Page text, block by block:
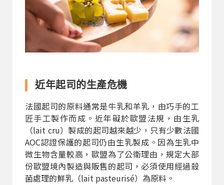
近年起司的生產危機
法國起司的原料通常是牛乳和羊乳，由巧手的工
匠手工製作而成。近年礙於歐盟法規，由生乳
（lait cru）製成的起司越來越少，只有少數法國
AOC認證保護的起司仍由生乳製成。因為生乳中
微生物含量較高，歐盟為了公衛理由，規定大部
份歐盟境內製造與販售的起司，必須使用經過殺
菌處理的鮮乳（lait pasteurisé）為原料。